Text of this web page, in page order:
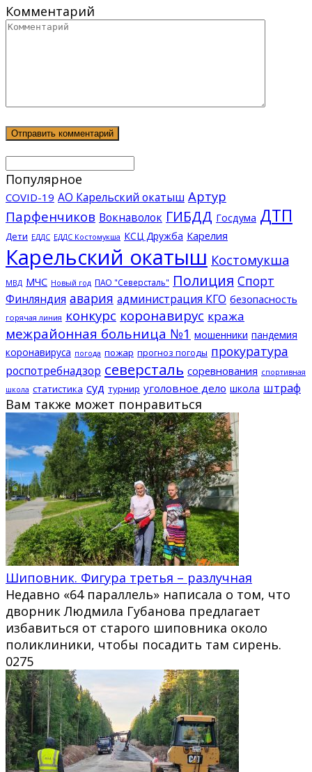
Комментарий
Популярное
COVID-19 АО Карельский окатыш Артур
Парфенчиков Вокнаволок ГИБДД Госдума ДТП
Дети ЕДДС ЕДДС Костомукша КСЦ Дружба Карелия
Карельский окатыш Костомукша
МВД МЧС Новый год ПАО "Северсталь" Полиция Спорт
Финляндия авария администрация КГО безопасность
горячая линия конкурс коронавирус кража
межрайонная больница №1 мошенники пандемия
коронавируса погода пожар прогноз погоды прокуратура
роспотребнадзор северсталь соревнования спортивная
школа статистика суд турнир уголовное дело школа штраф
Вам также может понравиться
Шиповник. Фигура третья – разлучная
Недавно «64 параллель» написала о том, что
дворник Людмила Губанова предлагает
избавиться от старого шиповника около
поликлиники, чтобы посадить там сирень.
0275